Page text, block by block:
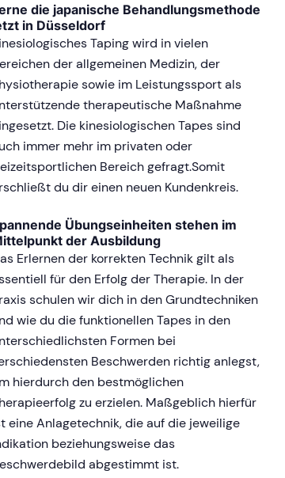
die japanische Behandlungsmethode
in Düsseldorf
Taping wird in vielen
der allgemeinen Medizin, der
sowie im Leistungssport als
therapeutische Maßnahme
Die kinesiologischen Tapes sind
immer mehr im privaten oder
Bereich gefragt.Somit
du dir einen neuen Kundenkreis.
Übungseinheiten stehen im
der Ausbildung
Erlernen der korrekten Technik gilt als
für den Erfolg der Therapie. In der
schulen wir dich in den Grundtechniken
wie du die funktionellen Tapes in den
Formen bei
Beschwerden richtig anlegst,
hierdurch den bestmöglichen
zu erzielen. Maßgeblich hierfür
eine Anlagetechnik, die auf die jeweilige
beziehungsweise das
abgestimmt ist.